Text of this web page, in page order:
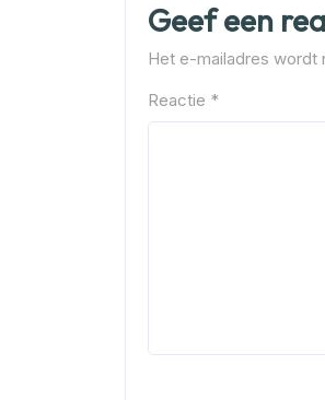
Geef een
Het e-mailadres wordt
Reactie *